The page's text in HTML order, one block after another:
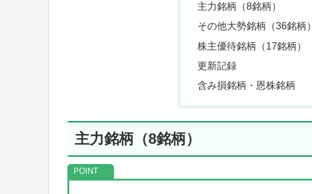
主力銘柄（8銘柄）
その他大勢銘柄（36銘柄）
株主優待銘柄（17銘柄）
更新記録
含み損銘柄・恩株銘柄
主力銘柄（8銘柄）